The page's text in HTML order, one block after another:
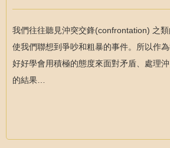
我們往往聽見沖突交鋒(confrontation) 之
使我們聯想到爭吵和粗暴的事件。所以作
好好學會用積極的態度來面對矛盾、處理
的結果…